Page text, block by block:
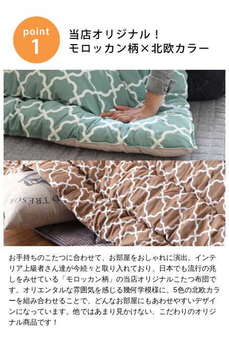
お手持ちのこたつに合わせて、お部屋をおしゃれに演出。インテ
リア上級者さん達が今続々と取り入れており、日本でも流行の兆
しをみせている「モロッカン柄」の当店オリジナルこたつ布団で
す。オリエンタルな雰囲気を感じる幾何学模様に、5色の北欧カラ
ーを組み合わせることで、どんなお部屋にもあわせやすいデザイ
ンになっています。他ではあまり見かけない、こだわりのオリジ
ナル商品です！